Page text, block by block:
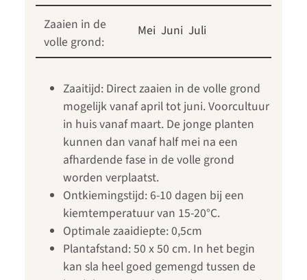
Zaaien in de
volle grond:
Mei Juni Juli
Zaaitijd: Direct zaaien in de volle grond
mogelijk vanaf april tot juni. Voorcultuur
in huis vanaf maart. De jonge planten
kunnen dan vanaf half mei na een
afhardende fase in de volle grond
worden verplaatst.
Ontkiemingstijd: 6-10 dagen bij een
kiemtemperatuur van 15-20°C.
Optimale zaaidiepte: 0,5cm
Plantafstand: 50 x 50 cm. In het begin
kan sla heel goed gemengd tussen de